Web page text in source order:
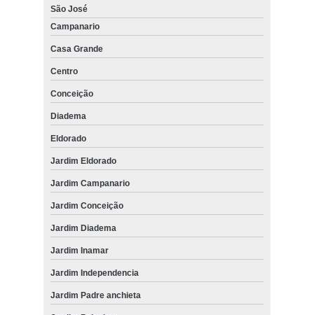
São José
Campanario
Casa Grande
Centro
Conceição
Diadema
Eldorado
Jardim Eldorado
Jardim Campanario
Jardim Conceição
Jardim Diadema
Jardim Inamar
Jardim Independencia
Jardim Padre anchieta